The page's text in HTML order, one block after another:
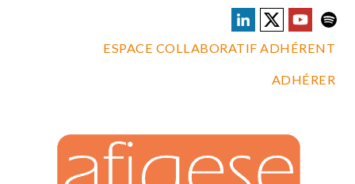
ESPACE COLLABORATIF ADHÉRENT
ADHÉRER